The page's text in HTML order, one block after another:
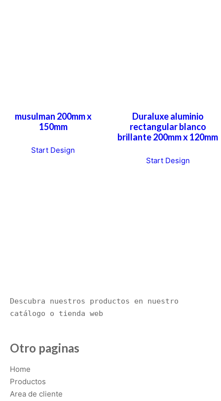
musulman 200mm x
150mm
Start Design
Duraluxe aluminio
rectangular blanco
brillante 200mm x 120mm
Start Design
Descubra nuestros productos en nuestro
catálogo o tienda web
Otro paginas
Home
Productos
Area de cliente